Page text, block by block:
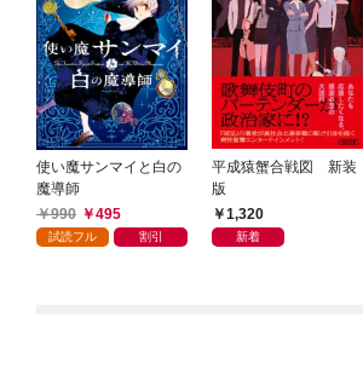
使い魔サンマイと白の
魔導師
990
495
試読フル 割引
平成猿蟹合戦図 新装
版
1,320
新着